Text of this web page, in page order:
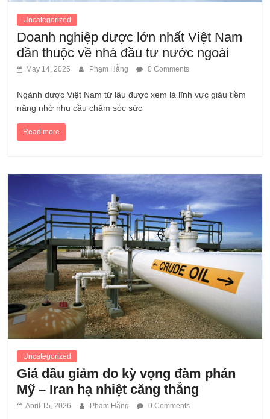
Uncategorized
Doanh nghiệp dược lớn nhất Việt Nam
dần thuộc về nhà đầu tư nước ngoài
May 14, 2026 Phạm Hằng 0 Comments
Ngành dược Việt Nam từ lâu được xem là lĩnh vực giàu tiềm
năng nhờ nhu cầu chăm sóc sức
Read more
Uncategorized
Giá dầu giảm do kỳ vọng đàm phán
Mỹ – Iran hạ nhiệt căng thẳng
April 15, 2026 Phạm Hằng 0 Comments